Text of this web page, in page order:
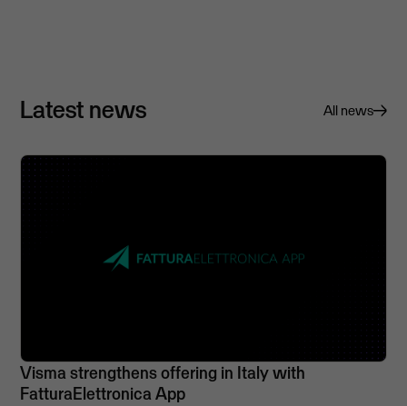
Latest news All news
Visma strengthens offering in Italy with
FatturaElettronica App